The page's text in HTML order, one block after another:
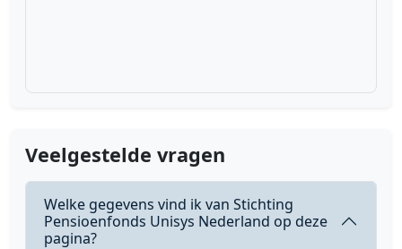
Veelgestelde vragen
Welke gegevens vind ik van Stichting
Pensioenfonds Unisys Nederland op deze
pagina?